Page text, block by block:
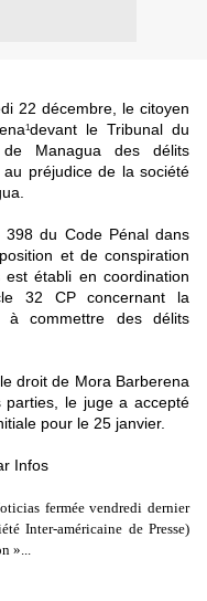
22 décembre, le citoyen
1devant le Tribunal du
Managua des délits
préjudice de la société
du Code Pénal dans
et de conspiration
établi en coordination
32 CP concernant la
à commettre des délits
droit de Mora Barberena
le juge a accepté
pour le 25 janvier.
Infos
fermée vendredi dernier
Inter-américaine de Presse)
»...